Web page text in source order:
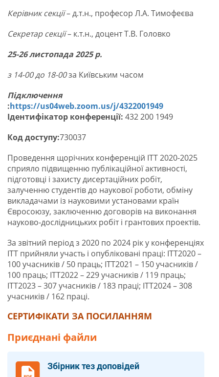
Керівник секції– д.т.н., професор Л.А. Тимофеєва
Секретар секції– к.т.н., доцент Т.В. Головко
25-26 листопада 2025 р.
з 14-00 до 18-00за Київським часом
Підключення
:https://us04web.zoom.us/j/4322001949
Ідентифікатор конференції: 432 200 1949
Код доступу:730037
Проведення щорічних конференцій ІТТ 2020-2025
сприяло підвищенню публікаційної активності,
підготовці і захисту дисертаційних робіт,
залученню студентів до наукової роботи, обміну
викладачами із науковими установами країн
Євросоюзу, заключенню договорів на виконання
науково-дослідницьких робіт і грантових проектів.
За звітний період з 2020 по 2024 рік у конференціях
ІТТ прийняли участь і опубліковані праці: ІТТ2020 –
100 учасників / 50 праць; ІТТ2021 – 150 учасників /
100 праць; ІТТ2022 – 229 учасників / 119 праць;
ІТТ2023 – 307 учасників / 183 праці; ІТТ2024 – 308
учасників / 162 праці.
СЕРТИФІКАТИ ЗА ПОСИЛАННЯМ
Приєднані файли
Збірник тез доповідей